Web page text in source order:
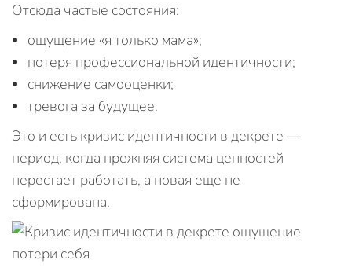
Отсюда частые состояния:
ощущение «я только мама»;
потеря профессиональной идентичности;
снижение самооценки;
тревога за будущее.
Это и есть кризис идентичности в декрете —
период, когда прежняя система ценностей
перестает работать, а новая еще не
сформирована.